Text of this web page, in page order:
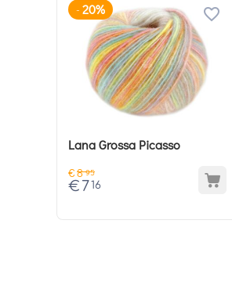
- 20%
Lana Grossa Picasso
€8 95
€ 7 16